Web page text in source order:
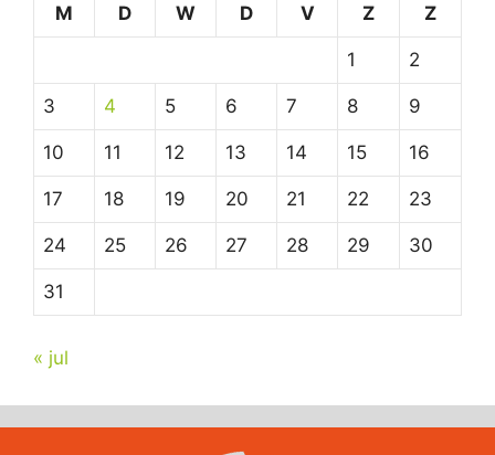
M
D W D V Z Z
1 2
3 4 5 6 7 8 9
10 11 12 13 14 15 16
17 18 19 20 21 22 23
24 25 26 27 28 29 30
31
« jul